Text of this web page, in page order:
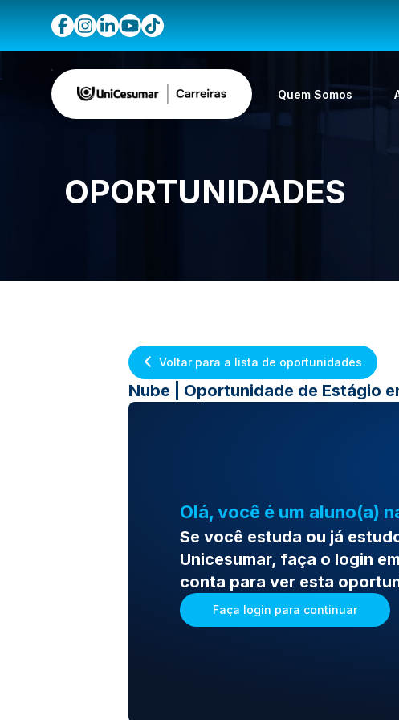
Quem Somos
OPORTUNIDADES
Voltar para a lista de oportunidades
Nube | Oportunidade de Estágio
Olá, você é um aluno(a)
Se você estuda ou já
Unicesumar, faça o login
conta para ver esta
Faça login para continuar